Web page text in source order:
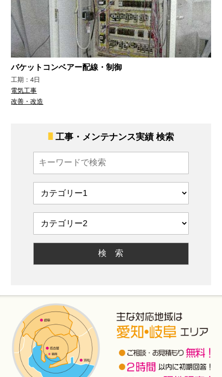
バケットコンベアー配線・制御
工期：4日
電気工事
改善・改造
工事・メンテナンス実績 検索